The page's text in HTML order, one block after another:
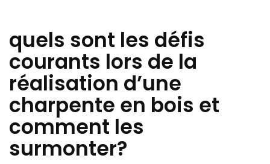
quels sont les défis
courants lors de la
réalisation d’une
charpente en bois et
comment les
surmonter?